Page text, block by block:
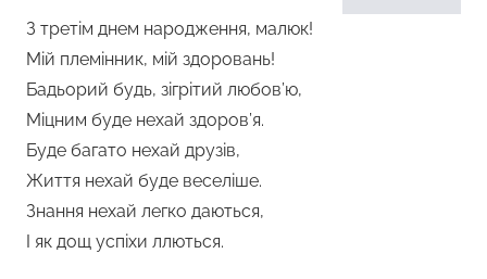
З третім днем народження, малюк!
Мій племінник, мій здоровань!
Бадьорий будь, зігрітий любов’ю,
Міцним буде нехай здоров’я.
Буде багато нехай друзів,
Життя нехай буде веселіше.
Знання нехай легко даються,
І як дощ успіхи ллються.